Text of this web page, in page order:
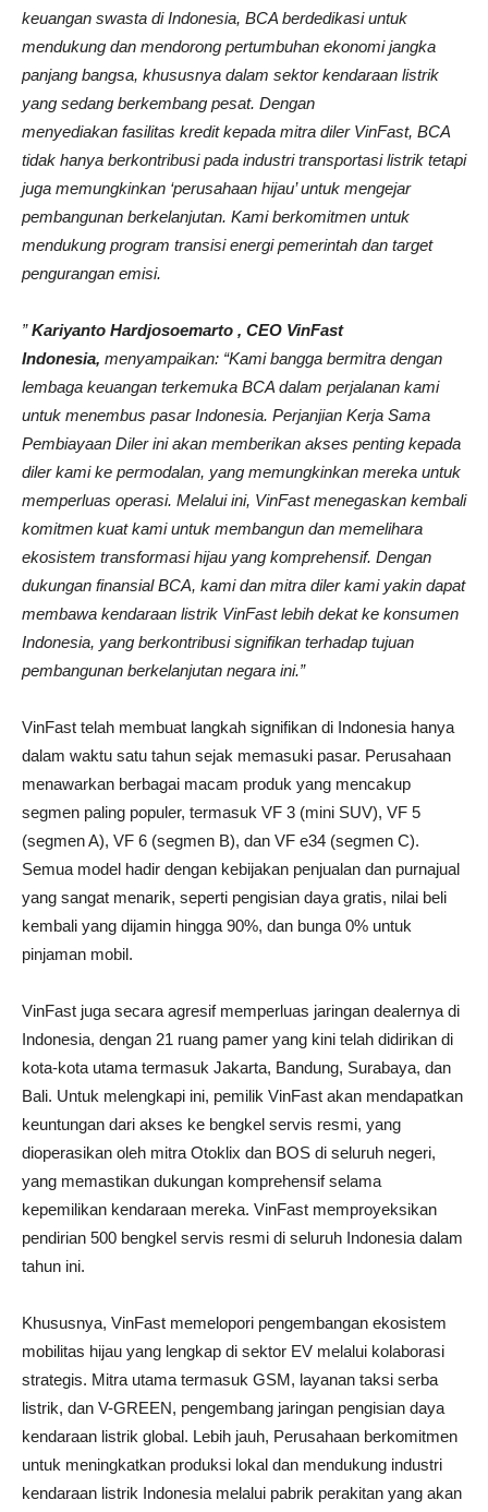
keuangan swasta di Indonesia, BCA berdedikasi untuk
mendukung dan mendorong pertumbuhan ekonomi jangka
panjang bangsa, khususnya dalam sektor kendaraan listrik
yang sedang berkembang pesat. Dengan
menyediakan fasilitas kreditkepada mitra diler VinFast, BCA
tidak hanya berkontribusi pada industri transportasi listrik tetapi
juga memungkinkan ‘perusahaan hijau’ untuk mengejar
pembangunan berkelanjutan. Kami berkomitmen untuk
mendukung program transisi energi pemerintah dan target
pengurangan emisi.
”Kariyanto Hardjosoemarto , CEO VinFast
Indonesia, menyampaikan: “Kamibangga bermitra dengan
lembaga keuangan terkemuka BCA dalam perjalanan kami
untuk menembus pasar Indonesia. Perjanjian Kerja Sama
Pembiayaan Diler iniakan memberikan akses penting kepada
diler kami ke permodalan, yang memungkinkan mereka untuk
memperluas operasi. Melalui ini, VinFast menegaskan kembali
komitmen kuat kami untuk membangun dan memelihara
ekosistem transformasi hijau yang komprehensif. Dengan
dukungan finansial BCA, kami dan mitra diler kami yakin dapat
membawa kendaraan listrik VinFast lebih dekat ke konsumen
Indonesia, yang berkontribusi signifikan terhadap tujuan
pembangunan berkelanjutan negara ini.”
VinFast telah membuat langkah signifikan di Indonesia hanya
dalam waktu satu tahun sejak memasuki pasar. Perusahaan
menawarkan berbagai macam produk yang mencakup
segmen paling populer, termasuk VF 3 (mini SUV), VF 5
(segmen A), VF 6 (segmen B), dan VF e34 (segmen C).
Semua model hadir dengan kebijakan penjualan dan purnajual
yang sangat menarik, seperti pengisian daya gratis, nilai beli
kembali yang dijamin hingga 90%, dan bunga 0% untuk
pinjaman mobil.
VinFast juga secara agresif memperluas jaringan dealernya di
Indonesia, dengan 21 ruang pamer yang kini telah didirikan di
kota-kota utama termasuk Jakarta, Bandung, Surabaya, dan
Bali. Untuk melengkapi ini, pemilik VinFast akan mendapatkan
keuntungan dari akses ke bengkel servis resmi, yang
dioperasikan oleh mitra Otoklix dan BOS di seluruh negeri,
yang memastikan dukungan komprehensif selama
kepemilikan kendaraan mereka. VinFast memproyeksikan
pendirian 500 bengkel servis resmi di seluruh Indonesia dalam
tahun ini.
Khususnya, VinFast memelopori pengembangan ekosistem
mobilitas hijau yang lengkap di sektor EV melalui kolaborasi
strategis. Mitra utama termasuk GSM, layanan taksi serba
listrik, dan V-GREEN, pengembang jaringan pengisian daya
kendaraan listrik global. Lebih jauh, Perusahaan berkomitmen
untuk meningkatkan produksi lokal dan mendukung industri
kendaraan listrik Indonesia melalui pabrik perakitan yang akan